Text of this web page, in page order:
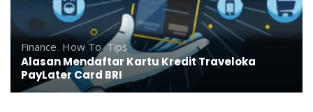
Finance, How To,Tips
Alasan Mendaftar Kartu Kredit Traveloka
PayLater Card BRI